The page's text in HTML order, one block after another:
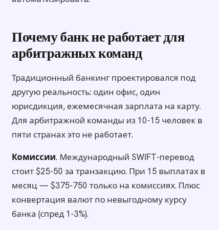
Почему банк не работает для
арбитражных команд
Традиционный банкинг проектировался под
другую реальность: один офис, один
юрисдикция, ежемесячная зарплата на карту.
Для арбитражной команды из 10-15 человек в
пяти странах это не работает.
Комиссии. Международный SWIFT-перевод
стоит $25-50 за транзакцию. При 15 выплатах в
месяц — $375-750 только на комиссиях. Плюс
конвертация валют по невыгодному курсу
банка (спред 1-3%).